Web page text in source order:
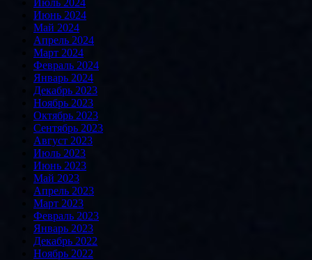
Июнь 2024
Май 2024
Апрель 2024
Март 2024
Февраль 2024
Январь 2024
Декабрь 2023
Ноябрь 2023
Октябрь 2023
Сентябрь 2023
Август 2023
Июль 2023
Июнь 2023
Май 2023
Апрель 2023
Март 2023
Февраль 2023
Январь 2023
Декабрь 2022
Ноябрь 2022